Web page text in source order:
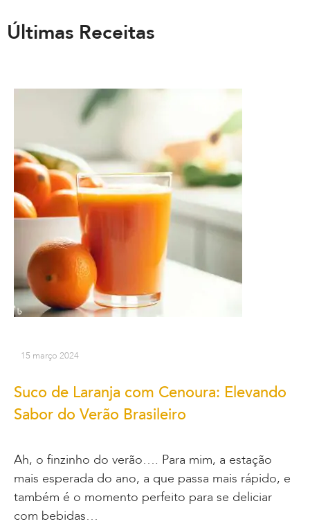
Últimas Receitas
15 março 2024
Suco de Laranja com Cenoura: Elevando
Sabor do Verão Brasileiro
Ah, o finzinho do verão…. Para mim, a estação
mais esperada do ano, a que passa mais rápido, e
também é o momento perfeito para se deliciar
com bebidas…